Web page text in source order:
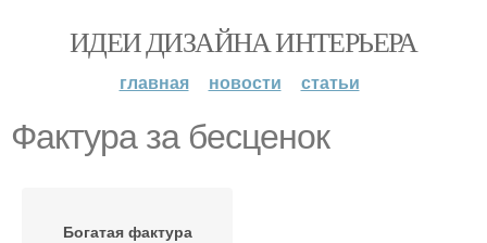
ИДЕИ ДИЗАЙНА ИНТЕРЬЕРА
главная новости статьи
Фактура за бесценок
Богатая фактура